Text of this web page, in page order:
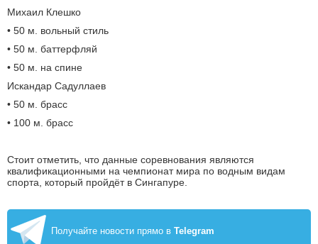
Михаил Клешко
• 50 м. вольный стиль
• 50 м. баттерфляй
• 50 м. на спине
Искандар Садуллаев
• 50 м. брасс
• 100 м. брасс
Стоит отметить, что данные соревнования являются
квалификационными на чемпионат мира по водным видам
спорта, который пройдёт в Сингапуре.
Получайте новости прямо в Telegram